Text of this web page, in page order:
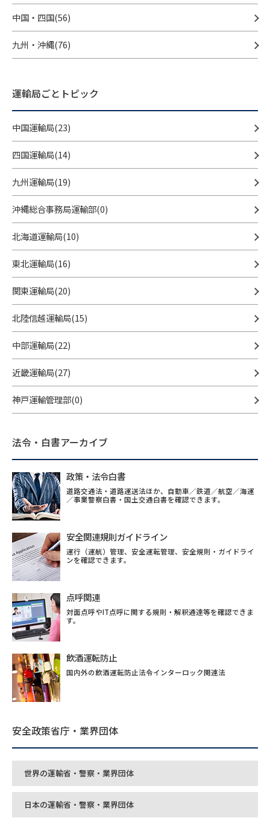
中国・四国(56)
九州・沖縄(76)
運輸局ごとトピック
中国運輸局(23)
四国運輸局(14)
九州運輸局(19)
沖縄総合事務局運輸部(0)
北海道運輸局(10)
東北運輸局(16)
関東運輸局(20)
北陸信越運輸局(15)
中部運輸局(22)
近畿運輸局(27)
神戸運輸管理部(0)
法令・白書アーカイブ
政策・法令白書
道路交通法・道路運送法ほか、自動車／鉄道／航空／海運
／事業警察白書・国土交通白書を確認できます。
安全関連規則ガイドライン
運行（運航）管理、安全運転管理、安全規則・ガイドライ
ンを確認できます。
点呼関連
対面点呼やIT点呼に関する規則・解釈通達等を確認できま
す。
飲酒運転防止
国内外の飲酒運転防止法令インターロック関連法
安全政策省庁・業界団体
世界の運輸省・警察・業界団体
日本の運輸省・警察・業界団体